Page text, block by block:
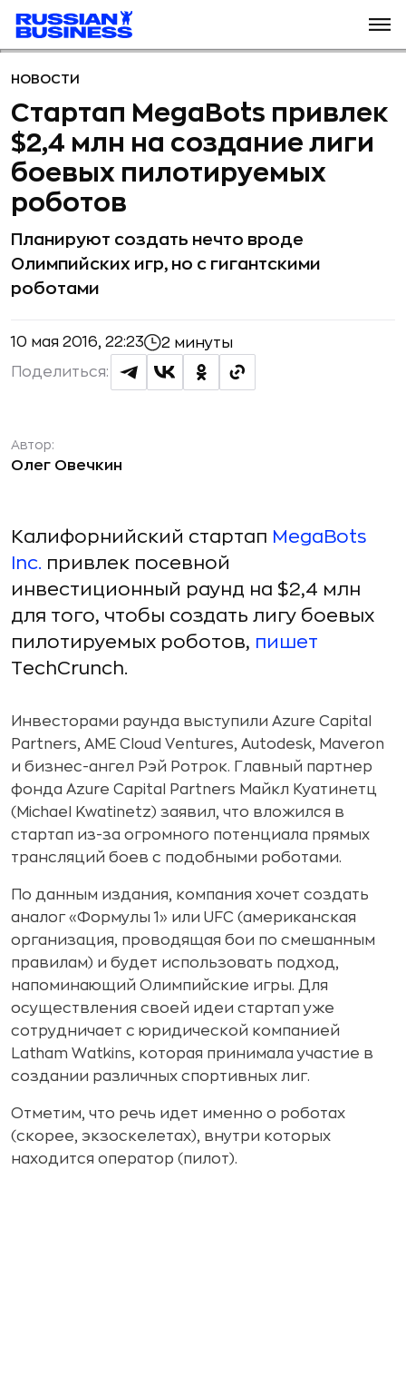
НОВОСТИ
Стартап MegaBots привлек
$2,4 млн на создание лиги
боевых пилотируемых
роботов
Планируют создать нечто вроде
Олимпийских игр, но с гигантскими
роботами
10 мая 2016, 22:23 2 минуты
Поделиться:
Автор:
Олег Овечкин
Калифорнийский стартап MegaBots
Inc. привлек посевной
инвестиционный раунд на $2,4 млн
для того, чтобы создать лигу боевых
пилотируемых роботов, пишет
TechCrunch.
Инвесторами раунда выступили Azure Capital
Partners, AME Cloud Ventures, Autodesk, Maveron
и бизнес-ангел Рэй Ротрок. Главный партнер
фонда Azure Capital Partners Майкл Куатинетц
(Michael Kwatinetz) заявил, что вложился в
стартап из-за огромного потенциала прямых
трансляций боев с подобными роботами.
По данным издания, компания хочет создать
аналог «Формулы 1» или UFC (американская
организация, проводящая бои по смешанным
правилам) и будет использовать подход,
напоминающий Олимпийские игры. Для
осуществления своей идеи стартап уже
сотрудничает с юридической компанией
Latham Watkins, которая принимала участие в
создании различных спортивных лиг.
Отметим, что речь идет именно о роботах
(скорее, экзоскелетах), внутри которых
находится оператор (пилот).